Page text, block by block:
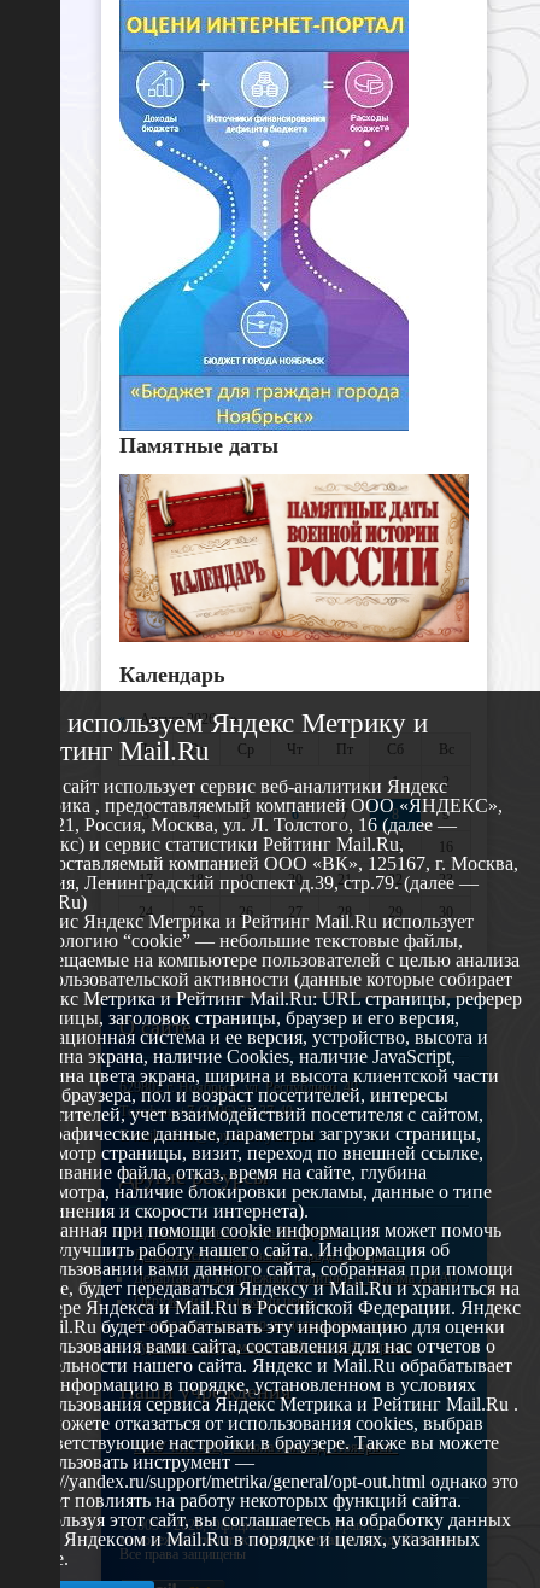
Памятные даты
Календарь
«Август 2026 »
Пн
Вт Ср Чт Пт Сб
Вс
1
2
3
4 5 6 7 8
9
10
11 12 13 14 15
16
17
18 19 20 21 22
23
24
25 26 27 28 29
30
31
О сайте
629802 г. Ноябрьск, ул. Республики, 49
Телефон: +7 (3496) 35-37-49
E-mail: udsm@noyabrsk.yanao.ru
Другие ресурсы
Администрация города Ноябрьска
Департамент образования города Ноябрьска
Департамент молодежной политики и туризма ЯНАО
Окружной молодежный центр
Федеральное агенство по делам молодежи
Туристско-информационный центр Ноябрьска
Наши учреждения
МАУ МП МЦ "Школа Ямолод. Ноябрьск"
©2005 – 2026, Официальный сайт управления
молодежной политики Администрации города Ноябрьск
Все права защищены
Мы используем Яндекс Метрику и
Рейтинг Mail.Ru
Этот сайт использует сервис веб-аналитики Яндекс
Метрика , предоставляемый компанией ООО «ЯНДЕКС»,
119021, Россия, Москва, ул. Л. Толстого, 16 (далее —
Яндекс) и сервис статистики Рейтинг Mail.Ru,
предоставляемый компанией ООО «ВК», 125167, г. Москва,
Россия, Ленинградский проспект д.39, стр.79. (далее —
Mail.Ru)
Сервис Яндекс Метрика и Рейтинг Mail.Ru использует
технологию “cookie” — небольшие текстовые файлы,
размещаемые на компьютере пользователей с целью анализа
их пользовательской активности (данные которые собирает
Яндекс Метрика и Рейтинг Mail.Ru: URL страницы, реферер
страницы, заголовок страницы, браузер и его версия,
операционная система и ее версия, устройство, высота и
ширина экрана, наличие Cookies, наличие JavaScript,
глубина цвета экрана, ширина и высота клиентской части
окна браузера, пол и возраст посетителей, интересы
посетителей, учет взаимодействий посетителя с сайтом,
географические данные, параметры загрузки страницы,
просмотр страницы, визит, переход по внешней ссылке,
cкачивание файла, отказ, время на сайте, глубина
просмотра, наличие блокировки рекламы, данные о типе
соединения и скорости интернета).
Собранная при помощи cookie информация может помочь
нам улучшить работу нашего сайта. Информация об
использовании вами данного сайта, собранная при помощи
cookie, будет передаваться Яндексу и Mail.Ru и храниться на
сервере Яндекса и Mail.Ru в Российской Федерации. Яндекс
и Mail.Ru будет обрабатывать эту информацию для оценки
использования вами сайта, составления для нас отчетов о
деятельности нашего сайта. Яндекс и Mail.Ru обрабатывает
эту информацию в порядке, установленном в условиях
использования сервиса Яндекс Метрика и Рейтинг Mail.Ru .
Вы можете отказаться от использования cookies, выбрав
соответствующие настройки в браузере. Также вы можете
использовать инструмент —
https://yandex.ru/support/metrika/general/opt-out.html однако это
может повлиять на работу некоторых функций сайта.
Используя этот сайт, вы соглашаетесь на обработку данных
о вас Яндексом и Mail.Ru в порядке и целях, указанных
выше.